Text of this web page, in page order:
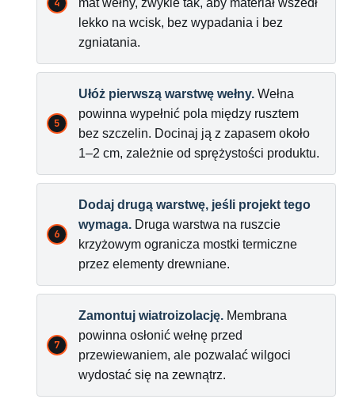
mat wełny, zwykle tak, aby materiał wszedł
lekko na wcisk, bez wypadania i bez
zgniatania.
Ułóż pierwszą warstwę wełny. Wełna
powinna wypełnić pola między rusztem
bez szczelin. Docinaj ją z zapasem około
1–2 cm, zależnie od sprężystości produktu.
Dodaj drugą warstwę, jeśli projekt tego
wymaga. Druga warstwa na ruszcie
krzyżowym ogranicza mostki termiczne
przez elementy drewniane.
Zamontuj wiatroizolację. Membrana
powinna osłonić wełnę przed
przewiewaniem, ale pozwalać wilgoci
wydostać się na zewnątrz.